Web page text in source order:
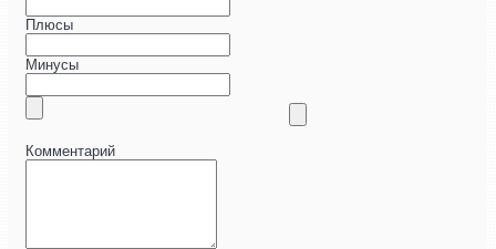
Плюсы
Минусы
Комментарий